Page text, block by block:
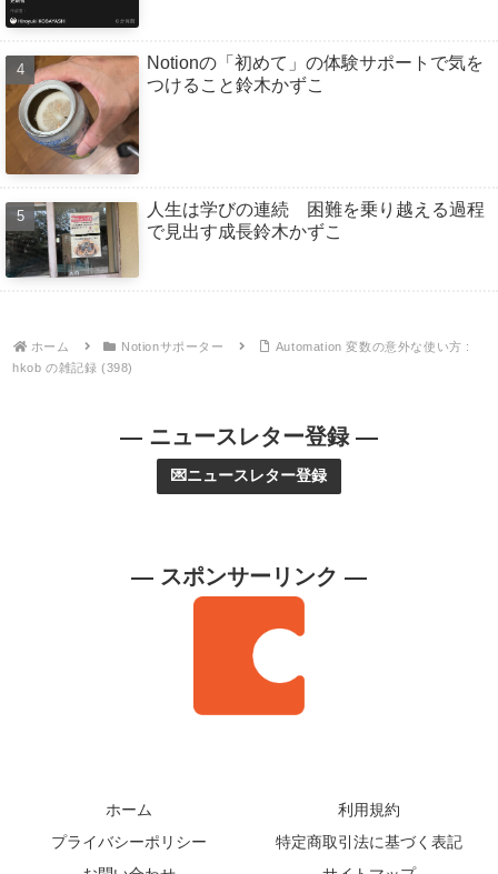
Notionの「初めて」の体験サポートで気を
つけること鈴木かずこ
人生は学びの連続 困難を乗り越える過程
で見出す成長鈴木かずこ
ホーム Notionサポーター
Automation 変数の意外な使い方 :
hkob の雑記録 (398)
— ニュースレター登録 —
💌ニュースレター登録
— スポンサーリンク —
ホーム
利用規約
プライバシーポリシー
特定商取引法に基づく表記